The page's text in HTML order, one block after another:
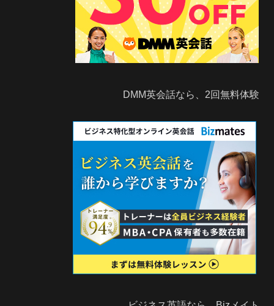
DMM英会話なら、2回無料体験